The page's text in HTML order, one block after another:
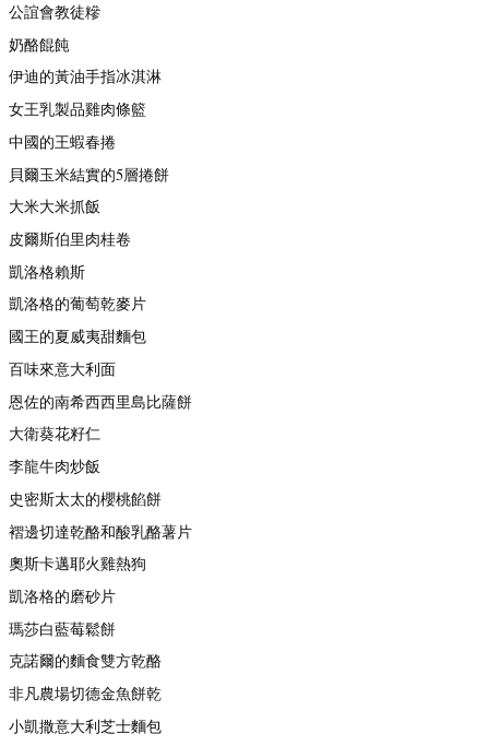
公誼會教徒糝
奶酪餛飩
伊迪的黃油手指冰淇淋
女王乳製品雞肉條籃
中國的王蝦春捲
貝爾玉米結實的5層捲餅
大米大米抓飯
皮爾斯伯里肉桂卷
凱洛格賴斯
凱洛格的葡萄乾麥片
國王的夏威夷甜麵包
百味來意大利面
恩佐的南希西西里島比薩餅
大衛葵花籽仁
李龍牛肉炒飯
史密斯太太的櫻桃餡餅
褶邊切達乾酪和酸乳酪薯片
奧斯卡邁耶火雞熱狗
凱洛格的磨砂片
瑪莎白藍莓鬆餅
克諾爾的麵食雙方乾酪
非凡農場切德金魚餅乾
小凱撒意大利芝士麵包